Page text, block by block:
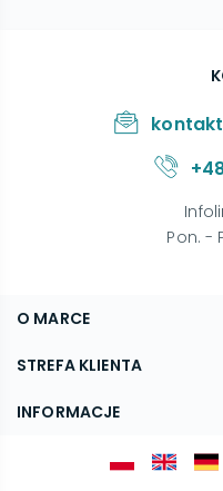
O MARCE
O nas
Blog
STREFA KLIENTA
FAQ
INFORMACJE
Pon. -